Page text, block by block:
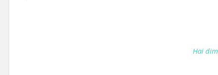
Hai